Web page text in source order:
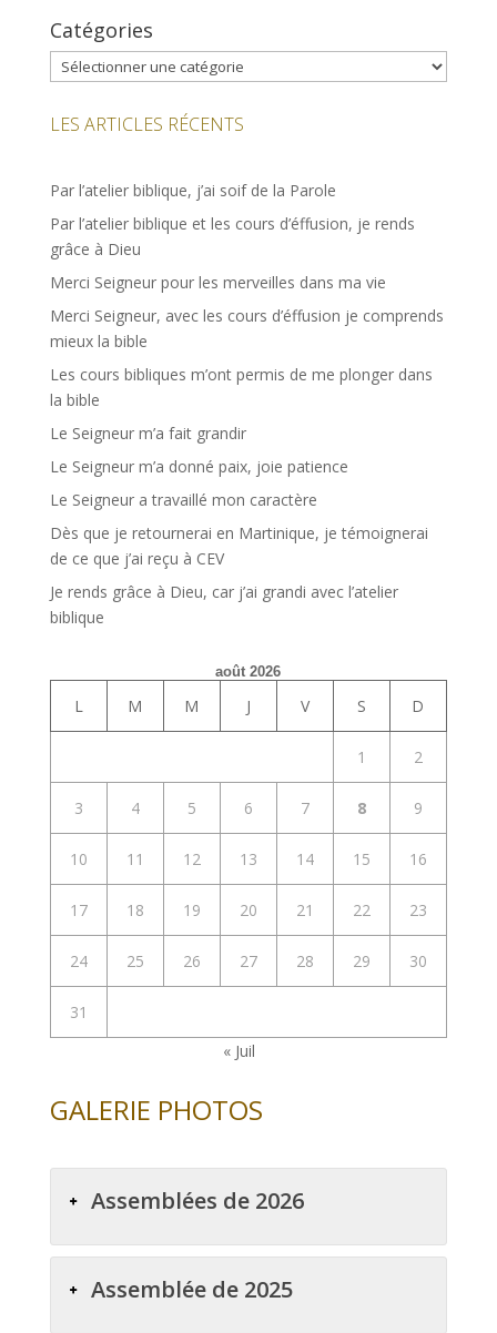
Catégories
Catégories
LES ARTICLES RÉCENTS
Par l’atelier biblique, j’ai soif de la Parole
Par l’atelier biblique et les cours d’éffusion, je rends
grâce à Dieu
Merci Seigneur pour les merveilles dans ma vie
Merci Seigneur, avec les cours d’éffusion je comprends
mieux la bible
Les cours bibliques m’ont permis de me plonger dans
la bible
Le Seigneur m’a fait grandir
Le Seigneur m’a donné paix, joie patience
Le Seigneur a travaillé mon caractère
Dès que je retournerai en Martinique, je témoignerai
de ce que j’ai reçu à CEV
Je rends grâce à Dieu, car j’ai grandi avec l’atelier
biblique
août 2026
L M M J V S D
1 2
3 4 5 6 7 8 9
10 11 12 13 14 15 16
17 18 19 20 21 22 23
24 25 26 27 28 29 30
31
« Juil
GALERIE PHOTOS
Assemblées de 2026
Assemblée de 2025